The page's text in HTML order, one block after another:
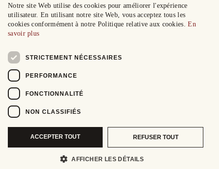
Notre site Web utilise des cookies pour améliorer l'expérience
utilisateur. En utilisant notre site Web, vous acceptez tous les
cookies conformément à notre Politique relative aux cookies.En
savoir plus
STRICTEMENT NÉCESSAIRES
PERFORMANCE
FONCTIONNALITÉ
NON CLASSIFIÉS
ACCEPTER TOUT REFUSER TOUT
AFFICHER LES DÉTAILS